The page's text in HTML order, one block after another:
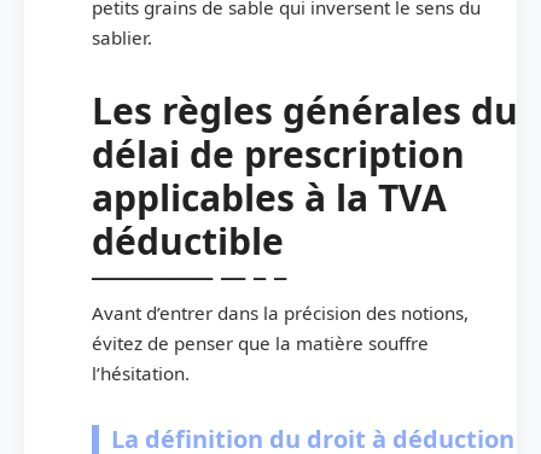
petits grains de sable qui inversent le sens du
sablier.
Les règles générales du
délai de prescription
applicables à la TVA
déductible
Avant d’entrer dans la précision des notions,
évitez de penser que la matière souffre
l’hésitation.
La définition du droit à déduction